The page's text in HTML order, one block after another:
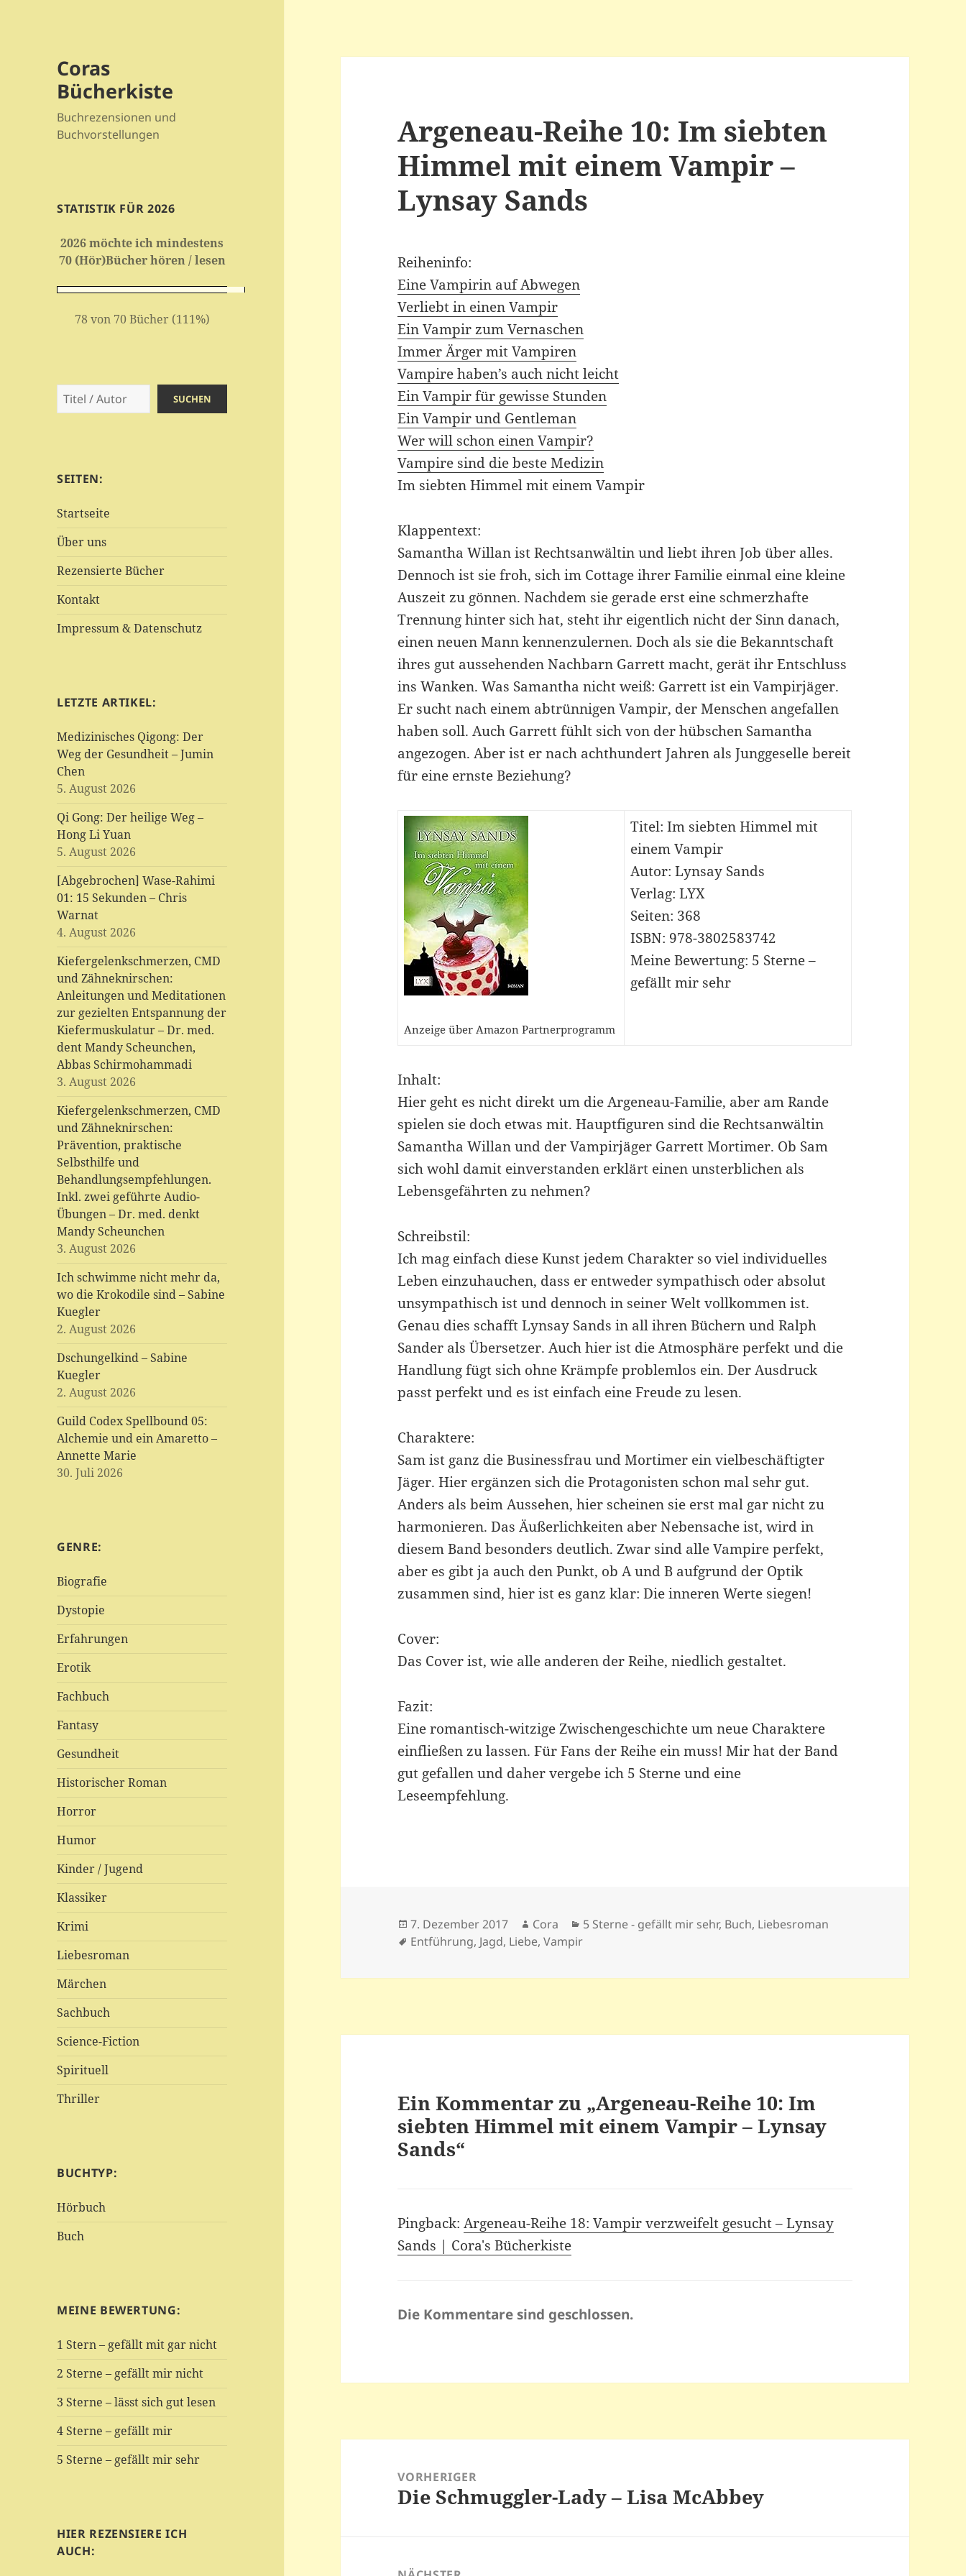
Coras
Bücherkiste
Buchrezensionen und
Buchvorstellungen
STATISTIK FÜR 2026
2026 möchte ich mindestens
70 (Hör)Bücher hören / lesen
78 von 70 Bücher (111%)
Suchen SUCHEN
SEITEN:
Startseite
Über uns
Rezensierte Bücher
Kontakt
Impressum & Datenschutz
LETZTE ARTIKEL:
Medizinisches Qigong: Der
Weg der Gesundheit – Jumin
Chen
5. August 2026
Qi Gong: Der heilige Weg –
Hong Li Yuan
5. August 2026
[Abgebrochen] Wase-Rahimi
01: 15 Sekunden – Chris
Warnat
4. August 2026
Kiefergelenkschmerzen, CMD
und Zähneknirschen:
Anleitungen und Meditationen
zur gezielten Entspannung der
Kiefermuskulatur – Dr. med.
dent Mandy Scheunchen,
Abbas Schirmohammadi
3. August 2026
Kiefergelenkschmerzen, CMD
und Zähneknirschen:
Prävention, praktische
Selbsthilfe und
Behandlungsempfehlungen.
Inkl. zwei geführte Audio-
Übungen – Dr. med. denkt
Mandy Scheunchen
3. August 2026
Ich schwimme nicht mehr da,
wo die Krokodile sind – Sabine
Kuegler
2. August 2026
Dschungelkind – Sabine
Kuegler
2. August 2026
Guild Codex Spellbound 05:
Alchemie und ein Amaretto –
Annette Marie
30. Juli 2026
GENRE:
Biografie
Dystopie
Erfahrungen
Erotik
Fachbuch
Fantasy
Gesundheit
Historischer Roman
Horror
Humor
Kinder / Jugend
Klassiker
Krimi
Liebesroman
Märchen
Sachbuch
Science-Fiction
Spirituell
Thriller
BUCHTYP:
Hörbuch
Buch
MEINE BEWERTUNG:
1 Stern – gefällt mit gar nicht
2 Sterne – gefällt mir nicht
3 Sterne – lässt sich gut lesen
4 Sterne – gefällt mir
5 Sterne – gefällt mir sehr
HIER REZENSIERE ICH
AUCH:
Argeneau-Reihe 10: Im siebten
Himmel mit einem Vampir –
Lynsay Sands
Reiheninfo:
Eine Vampirin auf Abwegen
Verliebt in einen Vampir
Ein Vampir zum Vernaschen
Immer Ärger mit Vampiren
Vampire haben’s auch nicht leicht
Ein Vampir für gewisse Stunden
Ein Vampir und Gentleman
Wer will schon einen Vampir?
Vampire sind die beste Medizin
Im siebten Himmel mit einem Vampir
Klappentext:
Samantha Willan ist Rechtsanwältin und liebt ihren Job über alles.
Dennoch ist sie froh, sich im Cottage ihrer Familie einmal eine kleine
Auszeit zu gönnen. Nachdem sie gerade erst eine schmerzhafte
Trennung hinter sich hat, steht ihr eigentlich nicht der Sinn danach,
einen neuen Mann kennenzulernen. Doch als sie die Bekanntschaft
ihres gut aussehenden Nachbarn Garrett macht, gerät ihr Entschluss
ins Wanken. Was Samantha nicht weiß: Garrett ist ein Vampirjäger.
Er sucht nach einem abtrünnigen Vampir, der Menschen angefallen
haben soll. Auch Garrett fühlt sich von der hübschen Samantha
angezogen. Aber ist er nach achthundert Jahren als Junggeselle bereit
für eine ernste Beziehung?
Anzeige über Amazon Partnerprogramm
Titel: Im siebten Himmel mit
einem Vampir
Autor: Lynsay Sands
Verlag: LYX
Seiten: 368
ISBN: 978-3802583742
Meine Bewertung: 5 Sterne –
gefällt mir sehr
Inhalt:
Hier geht es nicht direkt um die Argeneau-Familie, aber am Rande
spielen sie doch etwas mit. Hauptfiguren sind die Rechtsanwältin
Samantha Willan und der Vampirjäger Garrett Mortimer. Ob Sam
sich wohl damit einverstanden erklärt einen unsterblichen als
Lebensgefährten zu nehmen?
Schreibstil:
Ich mag einfach diese Kunst jedem Charakter so viel individuelles
Leben einzuhauchen, dass er entweder sympathisch oder absolut
unsympathisch ist und dennoch in seiner Welt vollkommen ist.
Genau dies schafft Lynsay Sands in all ihren Büchern und Ralph
Sander als Übersetzer. Auch hier ist die Atmosphäre perfekt und die
Handlung fügt sich ohne Krämpfe problemlos ein. Der Ausdruck
passt perfekt und es ist einfach eine Freude zu lesen.
Charaktere:
Sam ist ganz die Businessfrau und Mortimer ein vielbeschäftigter
Jäger. Hier ergänzen sich die Protagonisten schon mal sehr gut.
Anders als beim Aussehen, hier scheinen sie erst mal gar nicht zu
harmonieren. Das Äußerlichkeiten aber Nebensache ist, wird in
diesem Band besonders deutlich. Zwar sind alle Vampire perfekt,
aber es gibt ja auch den Punkt, ob A und B aufgrund der Optik
zusammen sind, hier ist es ganz klar: Die inneren Werte siegen!
Cover:
Das Cover ist, wie alle anderen der Reihe, niedlich gestaltet.
Fazit:
Eine romantisch-witzige Zwischengeschichte um neue Charaktere
einfließen zu lassen. Für Fans der Reihe ein muss! Mir hat der Band
gut gefallen und daher vergebe ich 5 Sterne und eine
Leseempfehlung.
Veröffentlicht
am
7. Dezember 2017 Autor
Cora Kategorien
5 Sterne - gefällt mir sehr, Buch, Liebesroman
Schlagwörter
Entführung, Jagd, Liebe,Vampir
Ein Kommentar zu „Argeneau-Reihe 10: Im
siebten Himmel mit einem Vampir – Lynsay
Sands“
Pingback:Argeneau-Reihe 18: Vampir verzweifelt gesucht – Lynsay
Sands | Cora's Bücherkiste
Die Kommentare sind geschlossen.
VORHERIGER
Vorheriger
Die Schmuggler-Lady – Lisa McAbbey